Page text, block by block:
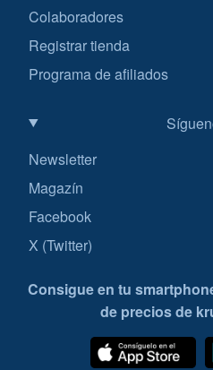
Colaboradores
Registrar tienda
Programa de afiliados
Newsletter
Magazín
Facebook
X (Twitter)
Consigue en tu
de precios de